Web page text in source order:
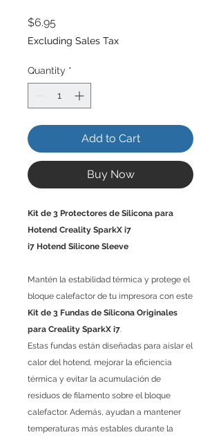
$6.95
Excluding Sales Tax
Quantity *
Add to Cart
Buy Now
Kit de 3 Protectores de Silicona para
Hotend Creality SparkX i7
i7 Hotend Silicone Sleeve
Mantén la estabilidad térmica y protege el
bloque calefactor de tu impresora con este
Kit de 3 Fundas de Silicona Originales
para Creality SparkX i7
Estas fundas están diseñadas para aislar el
calor del hotend, mejorar la eficiencia
térmica y evitar la acumulación de
residuos de filamento sobre el bloque
calefactor. Además, ayudan a mantener
temperaturas más estables durante la